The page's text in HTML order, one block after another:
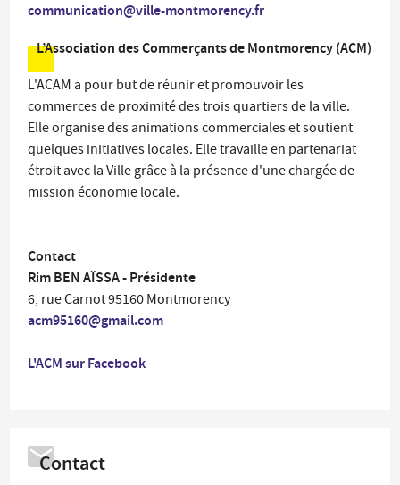
communication@ville-montmorency.fr
L’Association des Commerçants de Montmorency (ACM)
L'ACAM a pour but de réunir et promouvoir les
commerces de proximité des trois quartiers de la ville.
Elle organise des animations commerciales et soutient
quelques initiatives locales. Elle travaille en partenariat
étroit avec la Ville grâce à la présence d'une chargée de
mission économie locale.
Contact
Rim BEN AÏSSA - Présidente
6, rue Carnot 95160 Montmorency
acm95160@gmail.com
L'ACM sur Facebook
Contact